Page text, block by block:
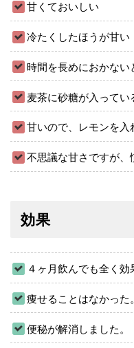
甘くておいしい
冷たくしたほうが甘い
時間を長めにおかない
麦茶に砂糖が入ってい
甘いので、レモンを入
不思議な甘さですが、
効果
４ヶ月飲んでも全く効
痩せることはなかった。
便秘が解消しました。